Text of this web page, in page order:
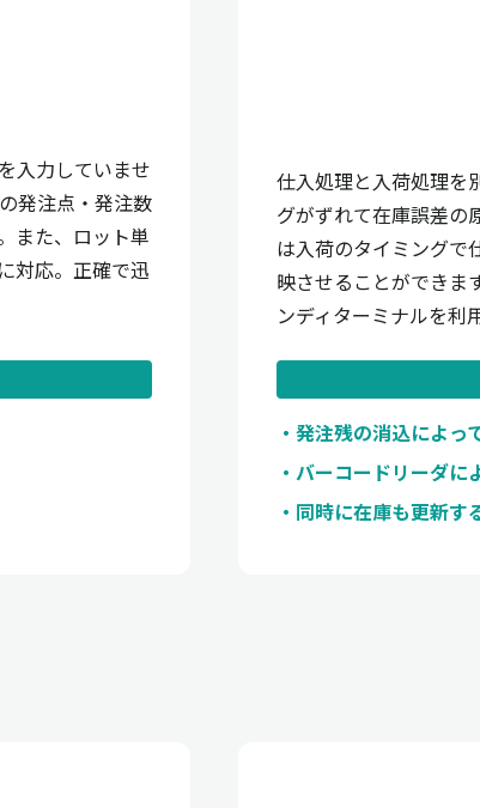
入力していませ
発注点・発注数
また、ロット単
対応。正確で迅
仕入処理と入荷処理を
グがずれて在庫誤差の
は入荷のタイミングで
映させることができま
ンディターミナルを利
発注残の消込によっ
バーコードリーダに
同時に在庫も更新す